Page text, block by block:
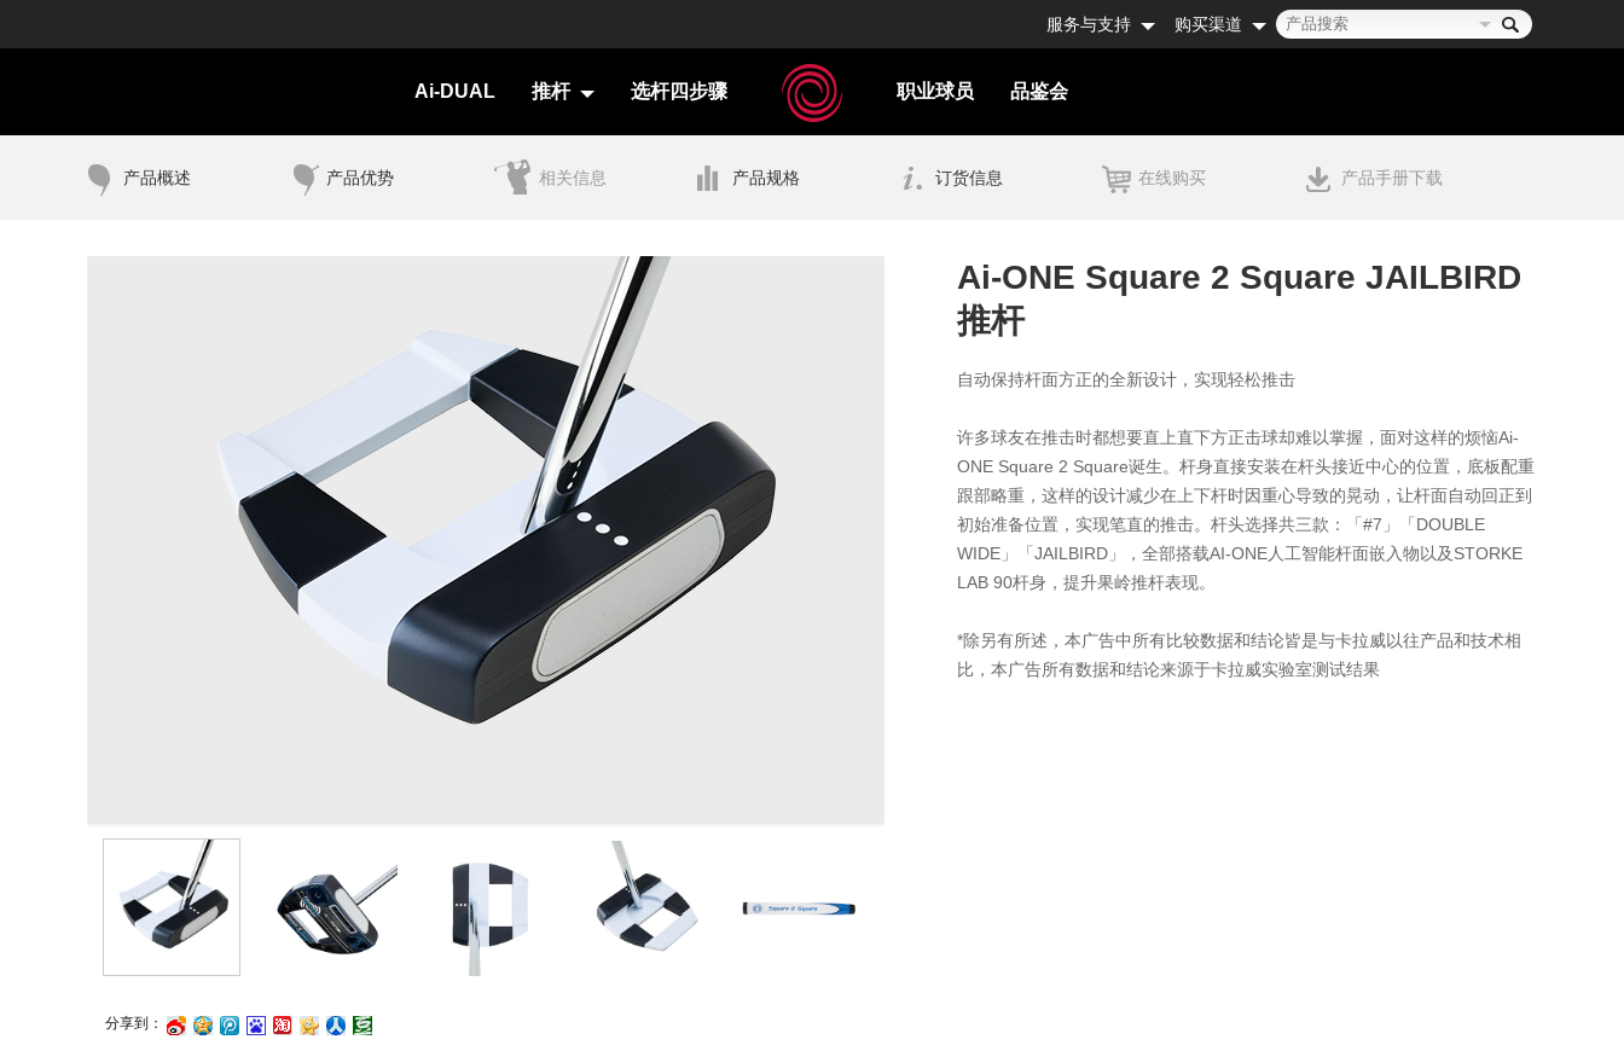
购买渠道
服务与支持
选杆四步骤
推杆
Ai-DUAL 职业球员 品鉴会
产品概述 产品优势 相关信息 产品规格 订货信息 在线购买 产品手册下载
分享到：
Ai-ONE Square 2 Square JAILBIRD
推杆
自动保持杆面方正的全新设计，实现轻松推击
许多球友在推击时都想要直上直下方正击球却难以掌握，面对这样的烦恼Ai-
ONE Square 2 Square诞生。杆身直接安装在杆头接近中心的位置，底板配重
跟部略重，这样的设计减少在上下杆时因重心导致的晃动，让杆面自动回正到
初始准备位置，实现笔直的推击。杆头选择共三款：「#7」「DOUBLE
WIDE」「JAILBIRD」，全部搭载AI-ONE人工智能杆面嵌入物以及STORKE
LAB 90杆身，提升果岭推杆表现。
*除另有所述，本广告中所有比较数据和结论皆是与卡拉威以往产品和技术相
比，本广告所有数据和结论来源于卡拉威实验室测试结果